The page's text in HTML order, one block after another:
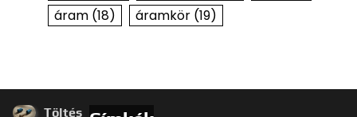
áram(18) áramkör(19)
Töltés